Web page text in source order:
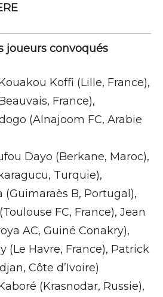
joueurs convoqués
Koffi (Lille, France),
France),
(Alnajoom FC, Arabie
Dayo (Berkane, Maroc),
Turquie),
(Guimaraès B, Portugal),
FC, France), Jean
AC, Guiné Conakry),
(Le Havre, France), Patrick
Côte d’Ivoire)
(Krasnodar, Russie),